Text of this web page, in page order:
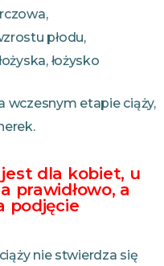
płodu,
łożysko
wczesnym etapie ciąży,
dla kobiet, u
prawidłowo, a
podjęcie
nie stwierdza się